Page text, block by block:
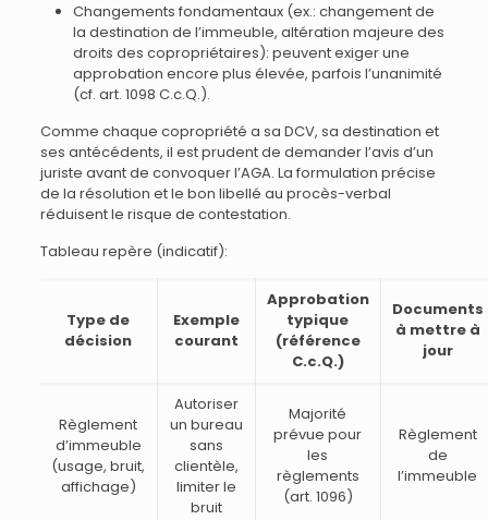
Changements fondamentaux (ex.: changement de
la destination de l’immeuble, altération majeure des
droits des copropriétaires): peuvent exiger une
approbation encore plus élevée, parfois l’unanimité
(cf. art. 1098 C.c.Q.).
Comme chaque copropriété a sa DCV, sa destination et
ses antécédents, il est prudent de demander l’avis d’un
juriste avant de convoquer l’AGA. La formulation précise
de la résolution et le bon libellé au procès-verbal
réduisent le risque de contestation.
Tableau repère (indicatif):
Type de
décision
Exemple
courant
Approbation
typique
(référence
C.c.Q.)
Documents
à mettre à
jour
Règlement
d’immeuble
(usage, bruit,
affichage)
Autoriser
un bureau
sans
clientèle,
limiter le
bruit
Majorité
prévue pour
les
règlements
(art. 1096)
Règlement
de
l’immeuble